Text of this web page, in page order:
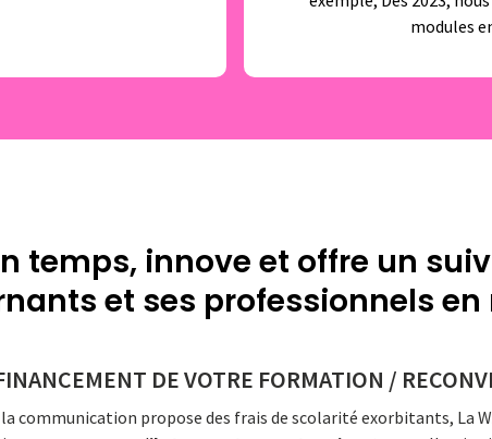
modules
temps, innove et offre un
et ses professionnels
DE VOTRE FORMATION /
communication propose des frais de scolarité exorbitants, La